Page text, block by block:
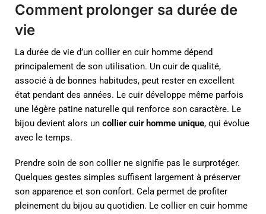
Comment prolonger sa durée de
vie
La durée de vie d’un collier en cuir homme dépend
principalement de son utilisation. Un cuir de qualité,
associé à de bonnes habitudes, peut rester en excellent
état pendant des années. Le cuir développe même parfois
une légère patine naturelle qui renforce son caractère. Le
bijou devient alors un collier cuir homme unique, qui évolue
avec le temps.
Prendre soin de son collier ne signifie pas le surprotéger.
Quelques gestes simples suffisent largement à préserver
son apparence et son confort. Cela permet de profiter
pleinement du bijou au quotidien. Le collier en cuir homme